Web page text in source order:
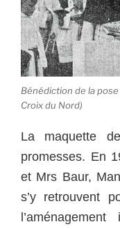
Bénédiction de la
Croix du Nord)
La maquette
promesses. En
et Mrs Baur,
s’y retrouvent